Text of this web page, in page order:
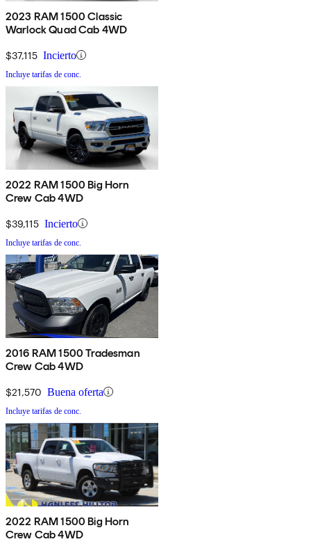
2023 RAM 1500 Classic
Warlock Quad Cab 4WD
$37,115 Incierto
Incluye tarifas de conc.
2022 RAM 1500 Big Horn
Crew Cab 4WD
$39,115 Incierto
Incluye tarifas de conc.
2016 RAM 1500 Tradesman
Crew Cab 4WD
$21,570 Buena oferta
Incluye tarifas de conc.
2022 RAM 1500 Big Horn
Crew Cab 4WD